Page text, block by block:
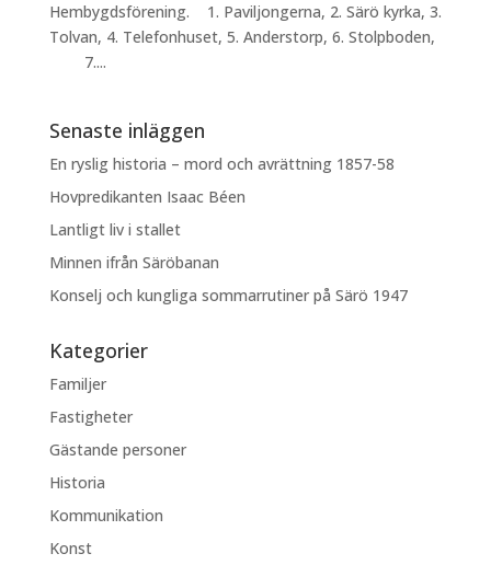
Hembygdsförening. 1. Paviljongerna, 2. Särö kyrka, 3.
Tolvan, 4. Telefonhuset, 5. Anderstorp, 6. Stolpboden,
7....
Senaste inläggen
En ryslig historia – mord och avrättning 1857-58
Hovpredikanten Isaac Béen
Lantligt liv i stallet
Minnen ifrån Säröbanan
Konselj och kungliga sommarrutiner på Särö 1947
Kategorier
Familjer
Fastigheter
Gästande personer
Historia
Kommunikation
Konst